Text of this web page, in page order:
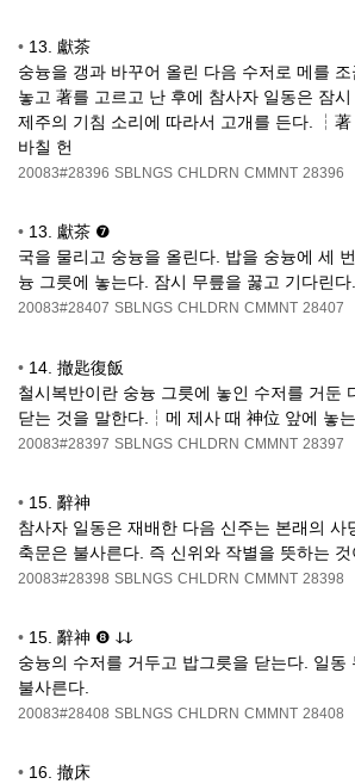
• 13. 獻茶
숭늉을 갱과 바꾸어 올린 다음 수저로 메를
놓고 著를 고르고 난 후에 참사자 일동은 잠
제주의 기침 소리에 따라서 고개를 든다. ┆
바칠 헌
20083#28396 SBLNGS CHLDRN CMMNT 28396
• 13. 獻茶 ❼
국을 물리고 숭늉을 올린다. 밥을 숭늉에 세
늉 그릇에 놓는다. 잠시 무릎을 꿇고 기다린다.
20083#28407 SBLNGS CHLDRN CMMNT 28407
• 14. 撤匙復飯
철시복반이란 숭늉 그릇에 놓인 수저를 거둔
닫는 것을 말한다.┆메 제사 때 神位 앞에 놓
20083#28397 SBLNGS CHLDRN CMMNT 28397
• 15. 辭神
참사자 일동은 재배한 다음 신주는 본래의 사
축문은 불사른다. 즉 신위와 작별을 뜻하는
20083#28398 SBLNGS CHLDRN CMMNT 28398
• 15. 辭神 ❽ ↆↆ
숭늉의 수저를 거두고 밥그릇을 닫는다. 일동
불사른다.
20083#28408 SBLNGS CHLDRN CMMNT 28408
• 16. 撤床